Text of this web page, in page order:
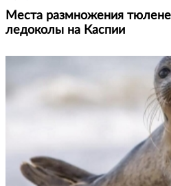
Места размножения
ледоколы на Каспии